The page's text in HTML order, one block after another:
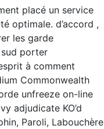
placé un service
optimale. d’accord ,
les garde
porter
à comment
Commonwealth
unfreeze on-line
adjudicate KO’d
Paroli, Labouchère